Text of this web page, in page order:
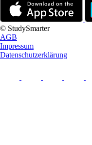
© StudySmarter
AGB
Impressum
Datenschutzerklärung